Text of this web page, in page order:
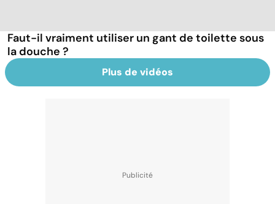
Faut-il vraiment utiliser un gant de toilette sous
la douche ?
Plus de vidéos